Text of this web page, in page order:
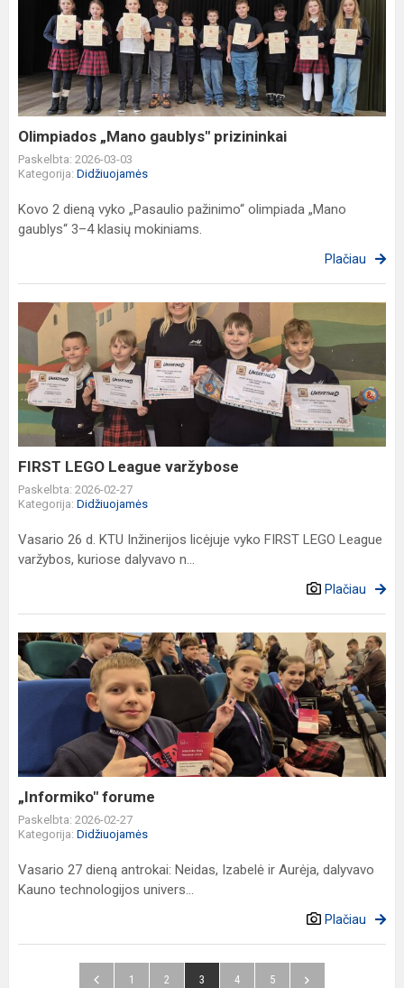
gaublys"
prizininkai
Olimpiados „Mano gaublys" prizininkai
Paskelbta: 2026-03-03
Kategorija: Didžiuojamės
Kovo 2 dieną vyko „Pasaulio pažinimo“ olimpiada „Mano
gaublys“ 3–4 klasių mokiniams.
Plačiau
FIRST
LEGO
League
varžybose
FIRST LEGO League varžybose
Paskelbta: 2026-02-27
Kategorija: Didžiuojamės
Vasario 26 d. KTU Inžinerijos licėjuje vyko FIRST LEGO League
varžybos, kuriose dalyvavo n...
Plačiau
„Informiko"
forume
„Informiko" forume
Paskelbta: 2026-02-27
Kategorija: Didžiuojamės
Vasario 27 dieną antrokai: Neidas, Izabelė ir Aurėja, dalyvavo
Kauno technologijos univers...
Plačiau
1 2 3 4 5